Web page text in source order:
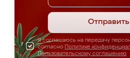
Отправить
Я соглашаюсь на передачу
согласно Политике
Пользовательскому соглашению